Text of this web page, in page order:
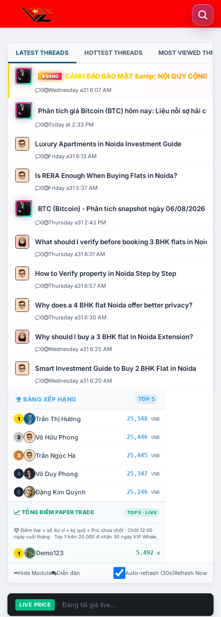
LATEST THREADS HOTTEST THREADS MOST VIEWED
VÀNG CẢNH BÁO BẢO MẬT &amp; NỘI QUY CỘNG
0 Wednesday a31 6:07 AM
Phân tích giá Bitcoin (BTC) hôm nay: Liệu nỗi sợ hãi có
0 Today at 2:33 PM
Luxury Apartments in Noida Investment Guide
0 Friday a31 6:13 AM
Is RERA Enough When Buying Flats in Noida?
0 Friday a31 5:37 AM
BTC (Bitcoin) - Phân tích snapshot ngày 06/08/2026
0 Thursday a31 2:43 PM
What should I verify before booking 3 BHK flats in Noida?
0 Thursday a31 8:01 AM
How to Verify property in Noida Step by Step
0 Thursday a31 6:57 AM
Why does a 4 BHK flat Noida offer better privacy?
0 Thursday a31 6:30 AM
Why should I buy a 3 BHK flat in Noida Extension?
0 Wednesday a31 6:25 AM
Smart Investment Guide to Buy 2 BHK Flat in Noida
0 Wednesday a31 6:20 AM
BẢNG XẾP HẠNG TOP 5
1 Trần Thị Hương 25,548 VNĐ
2 Võ Hữu Phong 25,446 VNĐ
3 Trần Ngọc Hà 25,445 VNĐ
4 Võ Duy Phong 25,347 VNĐ
5 Đặng Kim Quỳnh 25,246 VNĐ
TỔNG ĐIỂM PAPER TRADE TOP 5 · LIVE
Điểm live = số dư ví + ký quỹ + PnL chưa chốt · Chốt 12:00
ngày cuối tháng · Top 1 trên 20.000 đ nhận 30 ngày VIP Whale.
1 Demo123 5.492 đ
Hide Module Diễn đàn Auto-refresh (30s)Refresh Now
LIVE PRICE Đang tải giá live...